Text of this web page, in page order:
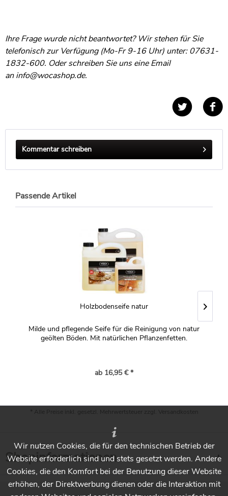
Ihre Frage wurde nicht beantwortet? Wir stehen für Sie
telefonisch zur Verfügung (Mo-Fr 9-16 Uhr) unter: 07631-
1832-600. Oder schreiben Sie uns eine Email
aninfo@wocashop.de.
Kommentar schreiben
Passende Artikel
Holzbodenseife natur
Milde und pflegende Seife für die Reinigung von natur
geölten Böden. Mit natürlichen Pflanzenfetten.
ab 16,95 € *
* Alle Preise inkl. gesetzl. Mehrwertsteuer zzgl. Versandkosten
Shopinformationen
Wir nutzen Cookies, die für den technischen Betrieb der
Website erforderlich sind und stets gesetzt werden. Andere
Cookies, die den Komfort bei der Benutzung dieser Website
erhöhen, der Direktwerbung dienen oder die Interaktion mit